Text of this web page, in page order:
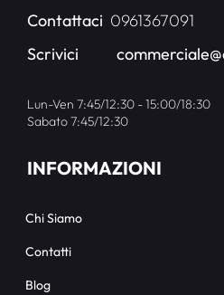
Contattaci 0961367091
Scrivici
Lun-Ven 7:45/12:30 - 15:00/18:30
Sabato 7:45/12:30
INFORMAZIONI
Chi Siamo
Contatti
Blog